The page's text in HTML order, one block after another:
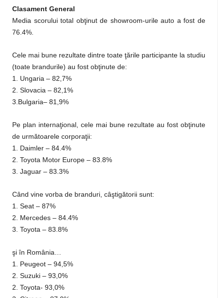
Clasament General
Media scorului total obţinut de showroom-urile auto a fost de
76.4%.
Cele mai bune rezultate dintre toate ţările participante la studiu
(toate brandurile) au fost obţinute de:
1. Ungaria – 82,7%
2. Slovacia – 82,1%
3.Bulgaria– 81,9%
Pe plan internaţional, cele mai bune rezultate au fost obţinute
de următoarele corporaţii:
1. Daimler – 84.4%
2. Toyota Motor Europe – 83.8%
3. Jaguar – 83.3%
Când vine vorba de branduri, câştigătorii sunt:
1. Seat – 87%
2. Mercedes – 84.4%
3. Toyota – 83.8%
şi în România…
1. Peugeot – 94,5%
2. Suzuki – 93,0%
2. Toyota- 93,0%